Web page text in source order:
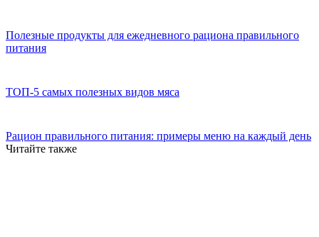
Полезные продукты для ежедневного рациона правильного
питания
ТОП-5 самых полезных видов мяса
Рацион правильного питания: примеры меню на каждый день
Читайте также